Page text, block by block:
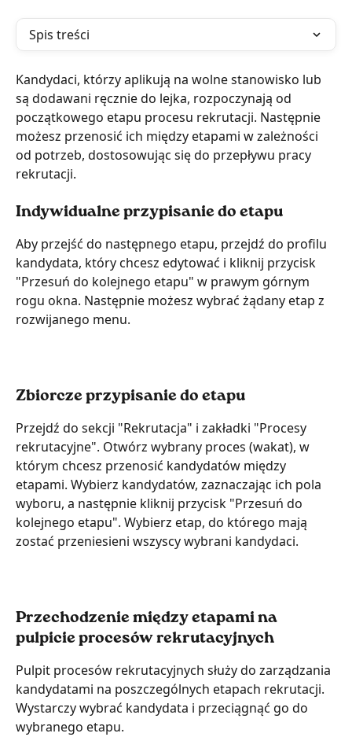
Spis treści
Kandydaci, którzy aplikują na wolne stanowisko lub
są dodawani ręcznie do lejka, rozpoczynają od
początkowego etapu procesu rekrutacji. Następnie
możesz przenosić ich między etapami w zależności
od potrzeb, dostosowując się do przepływu pracy
rekrutacji.
Indywidualne przypisanie do etapu
Aby przejść do następnego etapu, przejdź do profilu
kandydata, który chcesz edytować i kliknij przycisk
"Przesuń do kolejnego etapu" w prawym górnym
rogu okna. Następnie możesz wybrać żądany etap z
rozwijanego menu.
Zbiorcze przypisanie do etapu
Przejdź do sekcji "Rekrutacja" i zakładki "Procesy
rekrutacyjne". Otwórz wybrany proces (wakat), w
którym chcesz przenosić kandydatów między
etapami. Wybierz kandydatów, zaznaczając ich pola
wyboru, a następnie kliknij przycisk "Przesuń do
kolejnego etapu". Wybierz etap, do którego mają
zostać przeniesieni wszyscy wybrani kandydaci.
Przechodzenie między etapami na
pulpicie procesów rekrutacyjnych
Pulpit procesów rekrutacyjnych służy do zarządzania
kandydatami na poszczególnych etapach rekrutacji.
Wystarczy wybrać kandydata i przeciągnąć go do
wybranego etapu.